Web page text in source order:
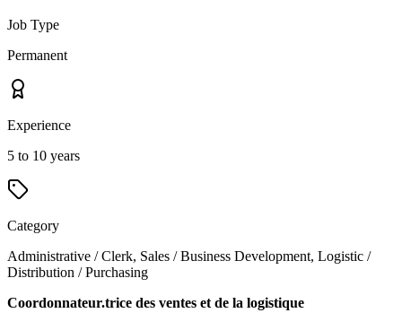
Job Type
Permanent
Experience
5 to 10 years
Category
Administrative / Clerk, Sales / Business Development, Logistic /
Distribution / Purchasing
Coordonnateur.trice des ventes et de la logistique